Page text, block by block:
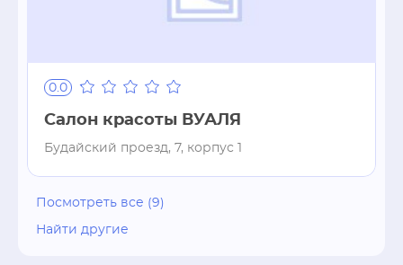
0.0
Салон красоты ВУАЛЯ
Будайский проезд, 7, корпус 1
Посмотреть все (9)
Найти другие